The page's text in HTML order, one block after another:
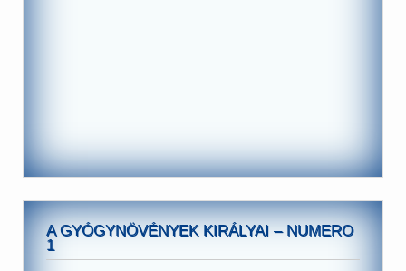
A GYÓGYNÖVÉNYEK KIRÁLYAI – NUMERO
1